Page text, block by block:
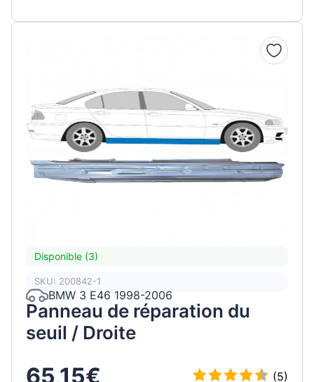
Disponible (3)
SKU: 200842-1
BMW 3 E46 1998-2006
Panneau de réparation du
seuil / Droite
65,15€ (5)